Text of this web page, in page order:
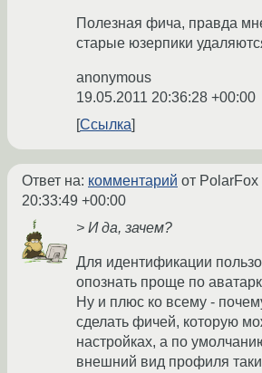
Полезная фича, правда
старые юзерпики
anonymous
19.05.2011 20:36:28 +00:00
Ссылка
Ответ на: комментарий от PolarFox
20:33:49 +00:00
> И да, зачем?
Для идентификации
опознать проще по
Ну и плюс ко всему -
сделать фичей, которую
настройках, а по
внешний вид профиля